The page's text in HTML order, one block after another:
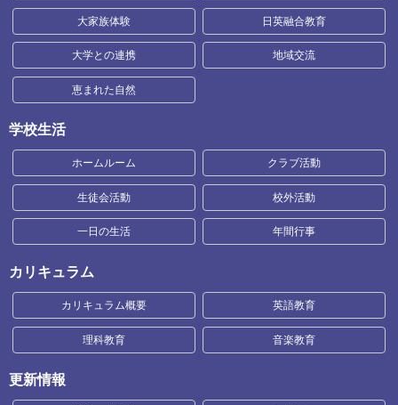
大家族体験 日英融合教育
大学との連携 地域交流
恵まれた自然
学校生活
ホームルーム クラブ活動
生徒会活動 校外活動
一日の生活 年間行事
カリキュラム
カリキュラム概要 英語教育
理科教育 音楽教育
更新情報